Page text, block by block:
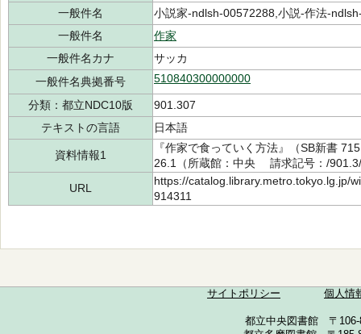
一般件名
小説家-ndlsh-00572288,小説-作法-
一般件名
作家
一般件名カナ
サッカ
一般件名典拠番号
510840300000000
分類：都立NDC10版
901.307
テキストの言語
日本語
資料情報1
『作家で食っていく方法』（SB新書
26.1（所蔵館：中央 請求記号：/
URL
https://catalog.library.metro.tokyo.lg.jp/
914311
サイトポリシー 個人情
都立中央図書館 〒